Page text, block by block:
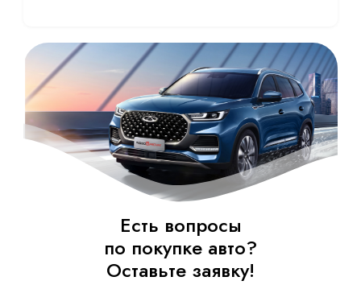
Есть вопросы
по покупке авто?
Оставьте заявку!